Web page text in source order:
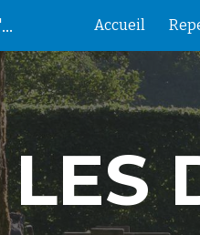
Skip to main content
Agence de développement local d'Anhée Accueil
LES